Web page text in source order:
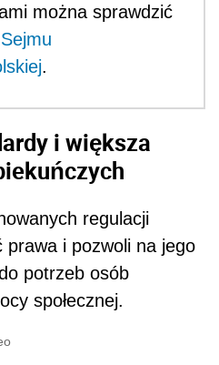
można sprawdzić
Sejmu
.
i większa
regulacji
prawa i pozwoli na jego
potrzeb osób
społecznej.